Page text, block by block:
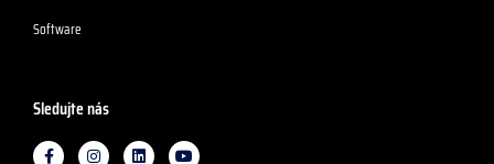
Software
Sledujte nás
F I L Y